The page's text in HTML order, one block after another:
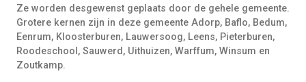
Ze worden desgewenst geplaats door de gehele gemeente.
Grotere kernen zijn in deze gemeente Adorp, Baflo, Bedum,
Eenrum, Kloosterburen, Lauwersoog, Leens, Pieterburen,
Roodeschool, Sauwerd, Uithuizen, Warffum, Winsum en
Zoutkamp.